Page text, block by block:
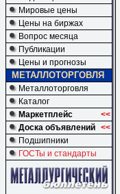
Мировые цены
Цены на биржах
Вопрос месяца
Публикации
Цены и прогнозы
МЕТАЛЛОТОРГОВЛЯ
Металлоторговля
Каталог
Маркетплейс
<<
Доска объявлений <<
Подшипники
ГОСТы и стандарты